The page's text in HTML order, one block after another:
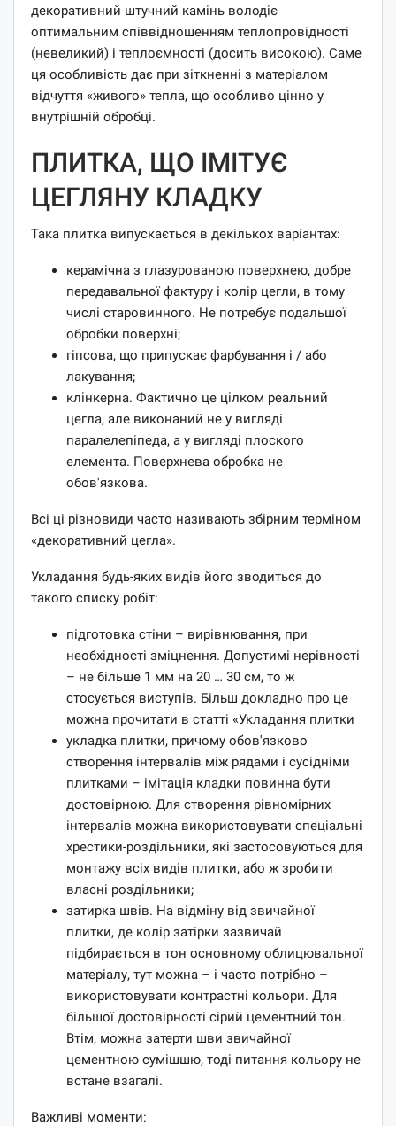
декоративний штучний камінь володіє
оптимальним співвідношенням теплопровідності
(невеликий) і теплоємності (досить високою). Саме
ця особливість дає при зіткненні з матеріалом
відчуття «живого» тепла, що особливо цінно у
внутрішній обробці.
ПЛИТКА, ЩО ІМІТУЄ
ЦЕГЛЯНУ КЛАДКУ
Така плитка випускається в декількох варіантах:
керамічна з глазурованою поверхнею, добре
передавальної фактуру і колір цегли, в тому
числі старовинного. Не потребує подальшої
обробки поверхні;
гіпсова, що припускає фарбування і / або
лакування;
клінкерна. Фактично це цілком реальний
цегла, але виконаний не у вигляді
паралелепіпеда, а у вигляді плоского
елемента. Поверхнева обробка не
обов'язкова.
Всі ці різновиди часто називають збірним терміном
«декоративний цегла».
Укладання будь-яких видів його зводиться до
такого списку робіт:
підготовка стіни – вирівнювання, при
необхідності зміцнення. Допустимі нерівності
– не більше 1 мм на 20 … 30 см, то ж
стосується виступів. Більш докладно про це
можна прочитати в статті «Укладання плитки
укладка плитки, причому обов'язково
створення інтервалів між рядами і сусідніми
плитками – імітація кладки повинна бути
достовірною. Для створення рівномірних
інтервалів можна використовувати спеціальні
хрестики-роздільники, які застосовуються для
монтажу всіх видів плитки, або ж зробити
власні роздільники;
затирка швів. На відміну від звичайної
плитки, де колір затірки зазвичай
підбирається в тон основному облицювальної
матеріалу, тут можна – і часто потрібно –
використовувати контрастні кольори. Для
більшої достовірності сірий цементний тон.
Втім, можна затерти шви звичайної
цементною сумішшю, тоді питання кольору не
встане взагалі.
Важливі моменти: